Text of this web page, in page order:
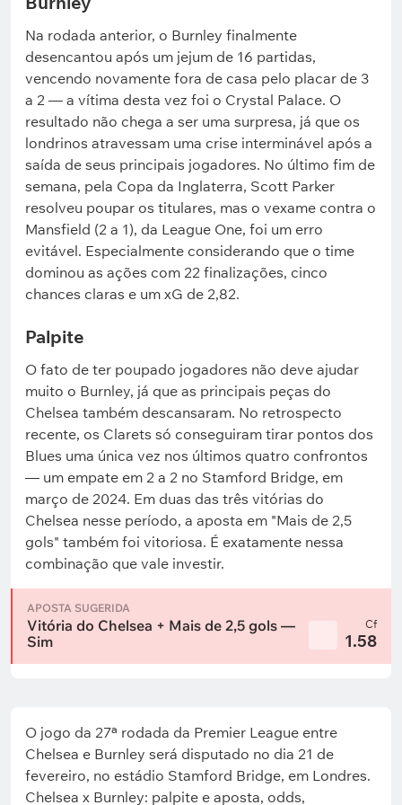
Na rodada anterior, o Burnley finalmente
desencantou após um jejum de 16 partidas,
vencendo novamente fora de casa pelo placar de 3
a 2 — a vítima desta vez foi o Crystal Palace. O
resultado não chega a ser uma surpresa, já que os
londrinos atravessam uma crise interminável após a
saída de seus principais jogadores. No último fim de
semana, pela Copa da Inglaterra, Scott Parker
resolveu poupar os titulares, mas o vexame contra o
Mansfield (2 a 1), da League One, foi um erro
evitável. Especialmente considerando que o time
dominou as ações com 22 finalizações, cinco
chances claras e um xG de 2,82.
Palpite
O fato de ter poupado jogadores não deve ajudar
muito o Burnley, já que as principais peças do
Chelsea também descansaram. No retrospecto
recente, os Clarets só conseguiram tirar pontos dos
Blues uma única vez nos últimos quatro confrontos
— um empate em 2 a 2 no Stamford Bridge, em
março de 2024. Em duas das três vitórias do
Chelsea nesse período, a aposta em "Mais de 2,5
gols" também foi vitoriosa. É exatamente nessa
combinação que vale investir.
APOSTA SUGERIDA
Vitória do Chelsea + Mais de 2,5 gols —
Sim
Cf
1.58
O jogo da 27ª rodada da Premier League entre
Chelsea e Burnley será disputado no dia 21 de
fevereiro, no estádio Stamford Bridge, em Londres.
Chelsea x Burnley: palpite e aposta, odds,